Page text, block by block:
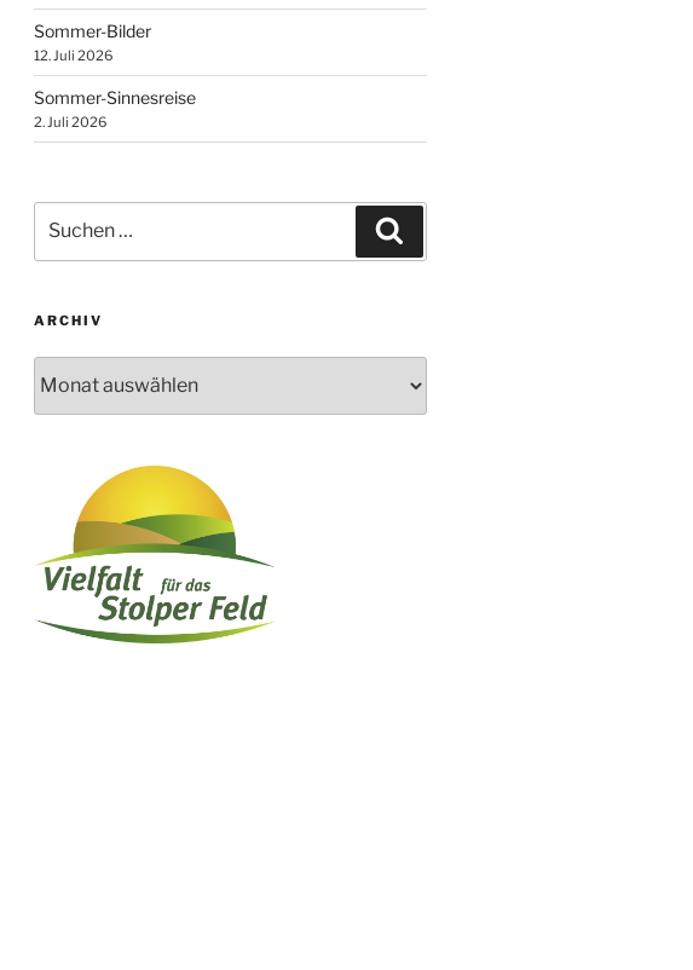
Sommer-Bilder
12. Juli 2026
Sommer-Sinnesreise
2. Juli 2026
nach:
ARCHIV